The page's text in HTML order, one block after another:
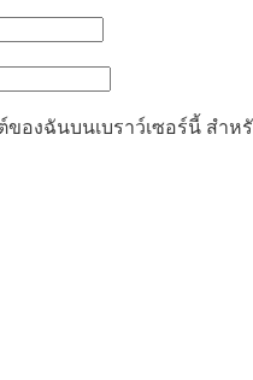
องฉันบนเบราว์เซอร์นี้ สำห